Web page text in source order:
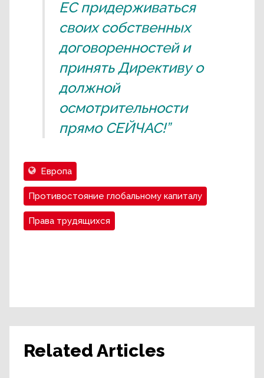
ЕС придерживаться
своих собственных
договоренностей и
принять Директиву о
должной
осмотрительности
прямо СЕЙЧАС!”
Европа
Противостояние глобальному капиталу
Права трудящихся
Related Articles